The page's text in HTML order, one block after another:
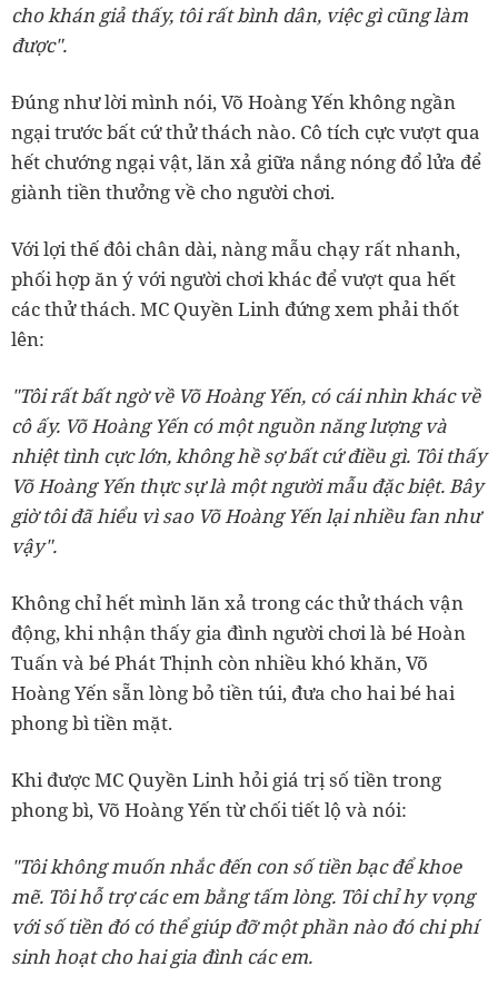
cho khán giả thấy, tôi rất bình dân, việc gì cũng làm
được".
Đúng như lời mình nói, Võ Hoàng Yến không ngần
ngại trước bất cứ thử thách nào. Cô tích cực vượt qua
hết chướng ngại vật, lăn xả giữa nắng nóng đổ lửa để
giành tiền thưởng về cho người chơi.
Với lợi thế đôi chân dài, nàng mẫu chạy rất nhanh,
phối hợp ăn ý với người chơi khác để vượt qua hết
các thử thách. MC Quyền Linh đứng xem phải thốt
lên:
"Tôi rất bất ngờ về Võ Hoàng Yến, có cái nhìn khác về
cô ấy. Võ Hoàng Yến có một nguồn năng lượng và
nhiệt tình cực lớn, không hề sợ bất cứ điều gì. Tôi thấy
Võ Hoàng Yến thực sự là một người mẫu đặc biệt. Bây
giờ tôi đã hiểu vì sao Võ Hoàng Yến lại nhiều fan như
vậy".
Không chỉ hết mình lăn xả trong các thử thách vận
động, khi nhận thấy gia đình người chơi là bé Hoàn
Tuấn và bé Phát Thịnh còn nhiều khó khăn, Võ
Hoàng Yến sẵn lòng bỏ tiền túi, đưa cho hai bé hai
phong bì tiền mặt.
Khi được MC Quyền Linh hỏi giá trị số tiền trong
phong bì, Võ Hoàng Yến từ chối tiết lộ và nói:
"Tôi không muốn nhắc đến con số tiền bạc để khoe
mẽ. Tôi hỗ trợ các em bằng tấm lòng. Tôi chỉ hy vọng
với số tiền đó có thể giúp đỡ một phần nào đó chi phí
sinh hoạt cho hai gia đình các em.